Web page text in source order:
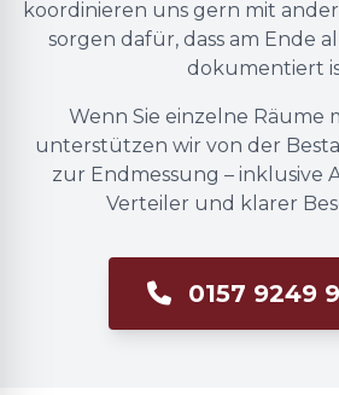
koordinieren uns gern mit
sorgen dafür, dass am Ende
dokumentiert
Wenn Sie einzelne Räume
unterstützen wir von der
zur Endmessung – inklusive
Verteiler und klarer
0157 9249